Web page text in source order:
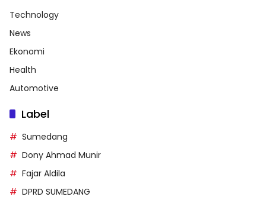
Technology
News
Ekonomi
Health
Automotive
Label
Sumedang
Dony Ahmad Munir
Fajar Aldila
DPRD SUMEDANG